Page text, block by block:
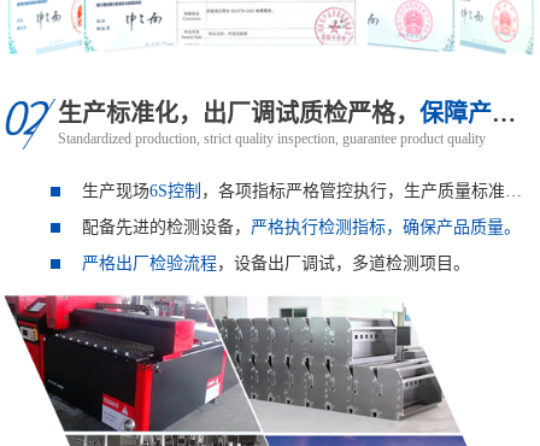
生产标准化，出厂调试质检严格，保障产品质量
Standardized production, strict quality inspection, guarantee product quality
生产现场6S控制 ，各项指标严格管控执行，生产质量标准高于
配备先进的检测设备， 严格执行检测指标，确保产品质量。
严格出厂检验流程，设备出厂调试，多道检测项目。